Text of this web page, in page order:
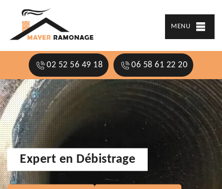
MENU
02 52 56 49 18 06 58 61 22 20
Expert en Débistrage